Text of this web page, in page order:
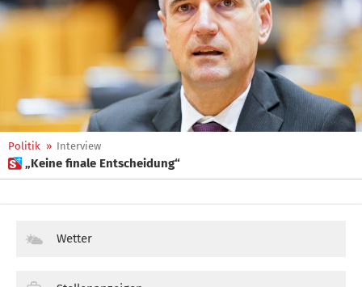
Politik » Interview
 „Keine finale Entscheidung“
Wetter